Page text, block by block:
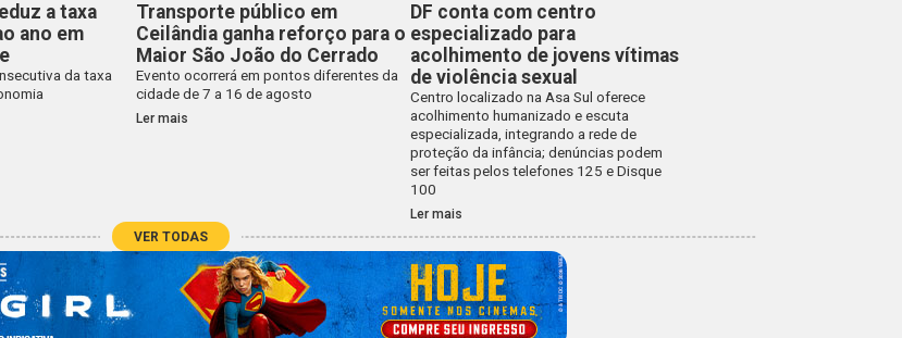
a taxa
ano em
da taxa
Transporte público em
Ceilândia ganha reforço para o
Maior São João do Cerrado
Evento ocorrerá em pontos diferentes da
cidade de 7 a 16 de agosto
Ler mais
DF conta com centro
especializado para
acolhimento de jovens vítimas
de violência sexual
Centro localizado na Asa Sul oferece
acolhimento humanizado e escuta
especializada, integrando a rede de
proteção da infância; denúncias podem
ser feitas pelos telefones 125 e Disque
100
Ler mais
VER TODAS